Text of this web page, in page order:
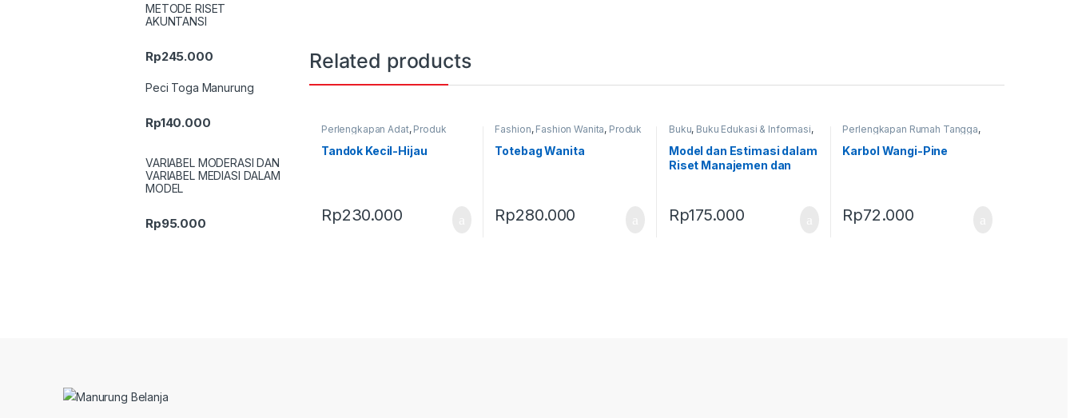
Related products
Perlengkapan Adat, Produk
Terbaru
Tandok
Tandok Kecil-Hijau
Rp230.000
Fashion, Fashion Wanita, Produk
,
Totebag Wanita
Rp280.000
Buku, Buku Edukasi & Informasi,
Produk Terbaru
Model dan Estimasi dalam
Riset Manajemen dan
Rp175.000
Perlengkapan Rumah Tangga,
Produk Terbaru
Karbol Wangi-Pine
Rp72.000
METODE RISET
AKUNTANSI
Rp245.000
Peci Toga Manurung
Rp140.000
VARIABEL MODERASI DAN
VARIABEL MEDIASI DALAM
MODEL
Rp95.000